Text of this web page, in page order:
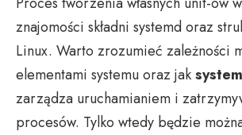
znajomości składni systemd oraz
Linux. Warto zrozumieć zależności
elementami systemu oraz jak
zarządza uruchamianiem i
procesów. Tylko wtedy będzie